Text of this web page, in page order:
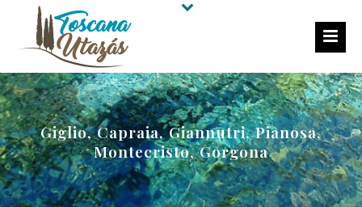
Giglio, Capraia, Giannutri, Pianosa,
Montecristo, Gorgona